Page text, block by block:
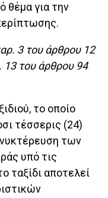
θέμα για την
3 του άρθρου 12
13 του άρθρου 94
το οποίο
τέσσερις (24)
των
υπό τις
ταξίδι αποτελεί